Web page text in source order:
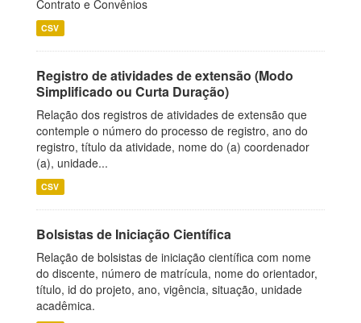
Contrato e Convênios
CSV
Registro de atividades de extensão (Modo
Simplificado ou Curta Duração)
Relação dos registros de atividades de extensão que
contemple o número do processo de registro, ano do
registro, título da atividade, nome do (a) coordenador
(a), unidade...
CSV
Bolsistas de Iniciação Científica
Relação de bolsistas de iniciação científica com nome
do discente, número de matrícula, nome do orientador,
título, id do projeto, ano, vigência, situação, unidade
acadêmica.